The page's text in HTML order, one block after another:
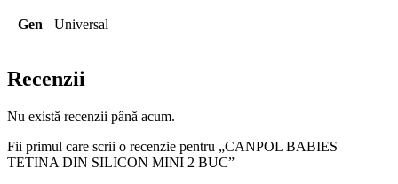
Gen Universal
Recenzii
Nu există recenzii până acum.
Fii primul care scrii o recenzie pentru „CANPOL BABIES
TETINA DIN SILICON MINI 2 BUC”